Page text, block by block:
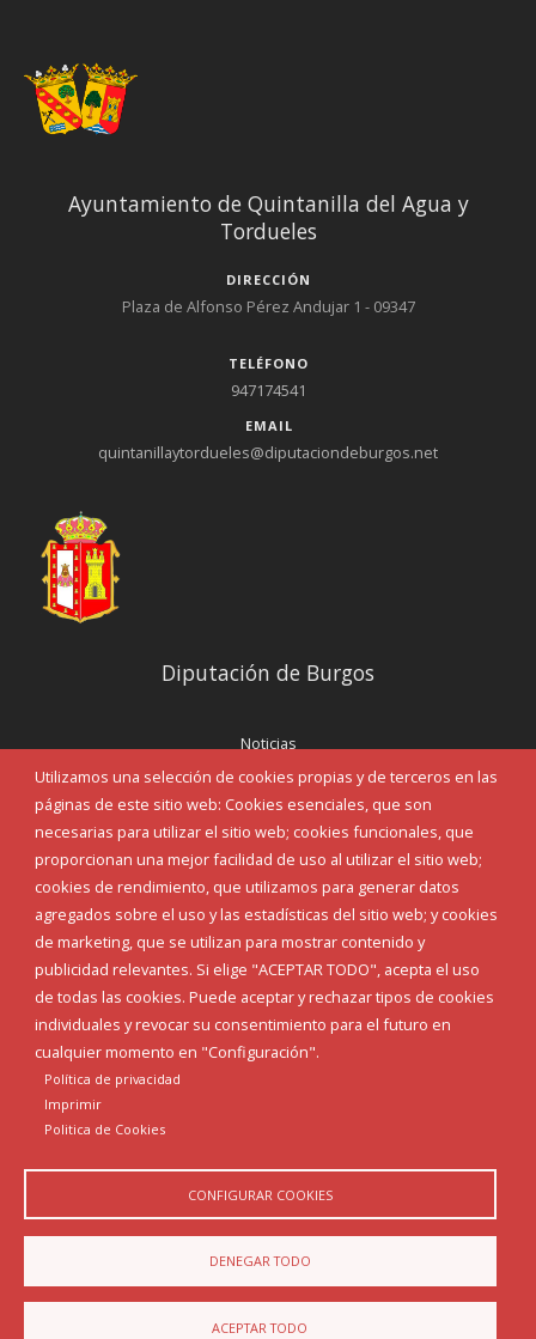
Utilizamos una selección de cookies propias y de terceros en las
páginas de este sitio web: Cookies esenciales, que son
necesarias para utilizar el sitio web; cookies funcionales, que
proporcionan una mejor facilidad de uso al utilizar el sitio web;
cookies de rendimiento, que utilizamos para generar datos
agregados sobre el uso y las estadísticas del sitio web; y cookies
de marketing, que se utilizan para mostrar contenido y
publicidad relevantes. Si elige "ACEPTAR TODO", acepta el uso
de todas las cookies. Puede aceptar y rechazar tipos de cookies
individuales y revocar su consentimiento para el futuro en
cualquier momento en "Configuración".
Política de privacidad
Imprimir
Politica de Cookies
CONFIGURAR COOKIES
DENEGAR TODO
ACEPTAR TODO
Ayuntamiento de Quintanilla del Agua y
Tordueles
DIRECCIÓN
Plaza de Alfonso Pérez Andujar 1 - 09347
TELÉFONO
947174541
EMAIL
quintanillaytordueles@diputaciondeburgos.net
Diputación de Burgos
Noticias
Eventos
Corporación Municipal
Teléfonos de interés
INICIAR SESIÓN
MAPA WEB
Diputación de Burgos